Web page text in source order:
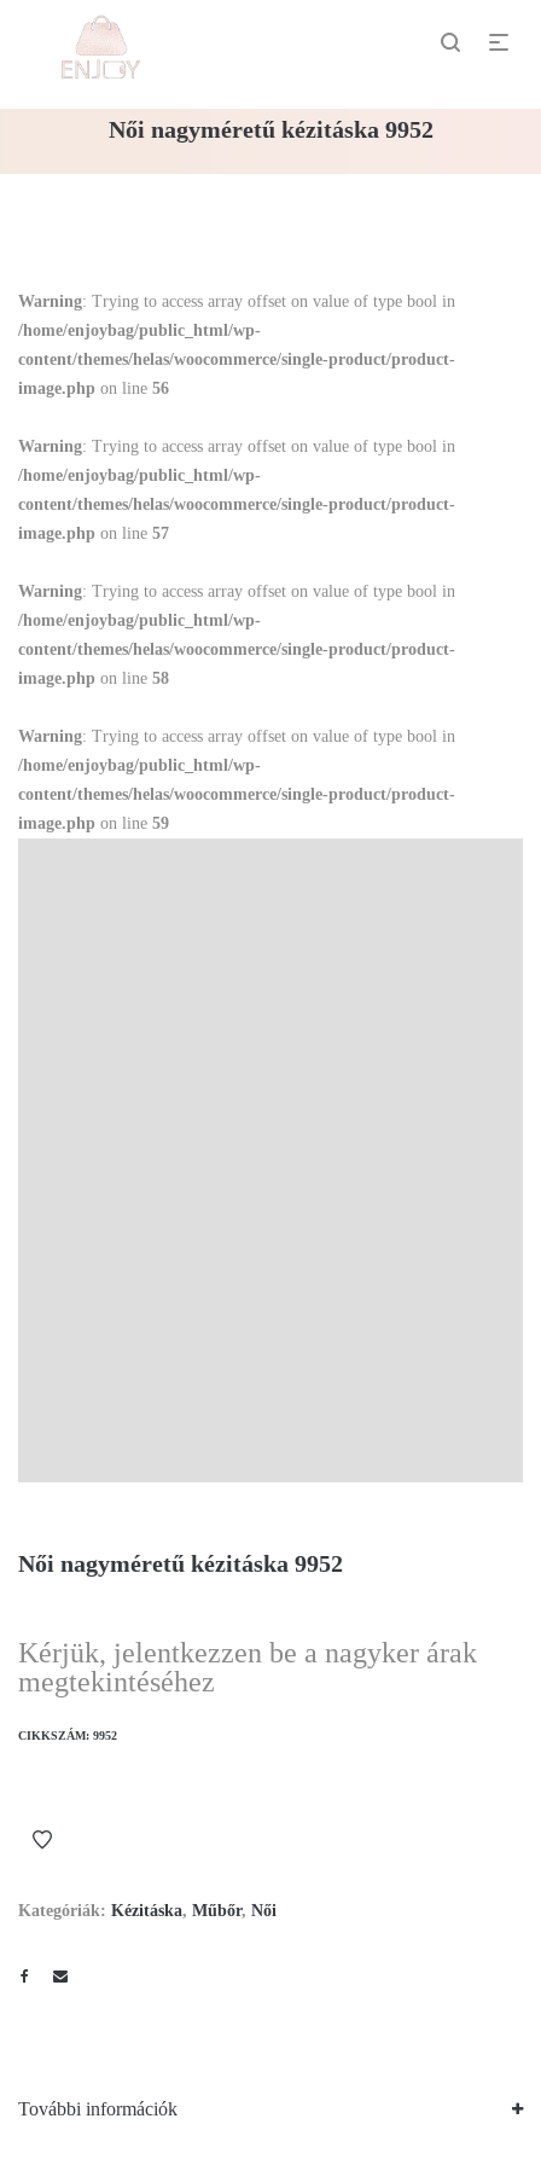
Női nagyméretű kézitáska 9952
Warning: Trying to access array offset on value of type bool in
/home/enjoybag/public_html/wp-
content/themes/helas/woocommerce/single-product/product-
image.php on line 56
Warning: Trying to access array offset on value of type bool in
/home/enjoybag/public_html/wp-
content/themes/helas/woocommerce/single-product/product-
image.php on line 57
Warning: Trying to access array offset on value of type bool in
/home/enjoybag/public_html/wp-
content/themes/helas/woocommerce/single-product/product-
image.php on line 58
Warning: Trying to access array offset on value of type bool in
/home/enjoybag/public_html/wp-
content/themes/helas/woocommerce/single-product/product-
image.php on line 59
Női nagyméretű kézitáska 9952
Kérjük, jelentkezzen be a nagyker árak
megtekintéséhez
CIKKSZÁM: 9952
Kategóriák: Kézitáska, Műbőr, Női
További információk